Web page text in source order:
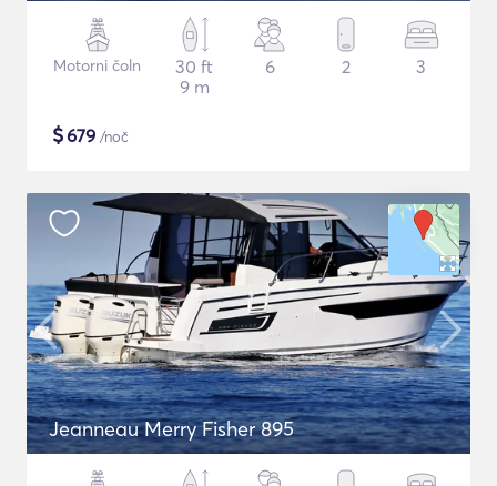
Motorni čoln
30 ft
9 m
6 2 3
$679 /noč
Jeanneau Merry Fisher 895